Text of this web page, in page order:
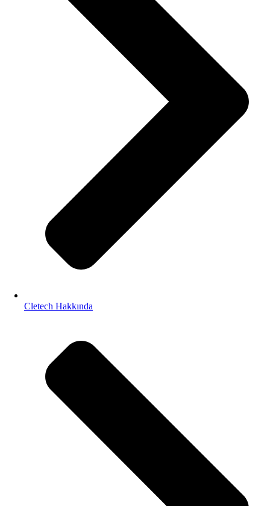
Cletech Hakkında